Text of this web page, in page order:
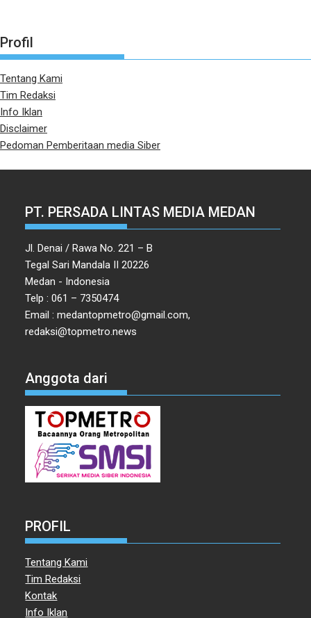
Profil
Tentang Kami
Tim Redaksi
Info Iklan
Disclaimer
Pedoman Pemberitaan media Siber
PT. PERSADA LINTAS MEDIA MEDAN
Jl. Denai / Rawa No. 221 – B
Tegal Sari Mandala II 20226
Medan - Indonesia
Telp : 061 – 7350474
Email : medantopmetro@gmail.com,
redaksi@topmetro.news
Anggota dari
PROFIL
Tentang Kami
Tim Redaksi
Kontak
Info Iklan